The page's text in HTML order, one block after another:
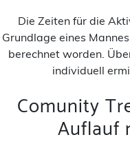
Die Zeiten für die
Grundlage eines
berechnet worden.
individuell
Comunity
Auflauf